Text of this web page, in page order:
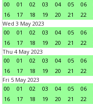
00
01 02 03 04 05 06
16
17 18 19 20 21 22
Wed 3 May 2023
00
01 02 03 04 05 06
16
17 18 19 20 21 22
Thu 4 May 2023
00
01 02 03 04 05 06
16
17 18 19 20 21 22
Fri 5 May 2023
00
01 02 03 04 05 06
16
17 18 19 20 21 22